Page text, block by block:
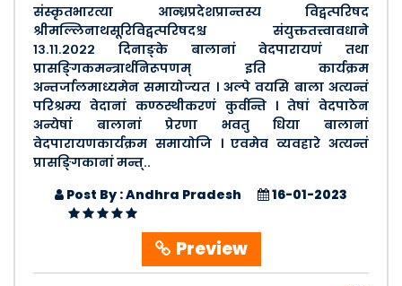
संस्कृतभारत्या आन्ध्रप्रदेशप्रान्तस्य विद्वत्परिषद
श्रीमल्लिनाथसूरिविद्वत्परिषदश्च संयुक्ततत्त्वावधाने
१३.११.२०२२ दिनाङ्के बालानां वेदपारायणं तथा
प्रासङ्गिकमन्त्रार्थनिरूपणम् इति कार्यक्रम
अन्तर्जालमाध्यमेन समायोज्यत । अल्पे वयसि बाला अत्यन्तं
परिश्रम्य वेदानां कण्ठस्थीकरणं कुर्वन्ति । तेषां वेदपाठेन
अन्येषां बालानां प्रेरणा भवतु धिया बालानां
वेदपारायणकार्यक्रम समायोजि । एवमेव व्यवहारे अत्यन्तं
प्रासङ्गिकानां मन्त्..
Post By : Andhra Pradesh
16-01-2023
Preview